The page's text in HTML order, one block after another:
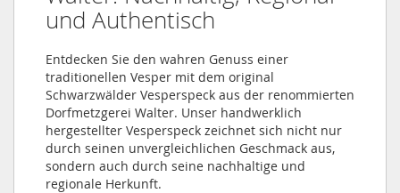
und Authentisch
Entdecken Sie den wahren Genuss einer
traditionellen Vesper mit dem original
Schwarzwälder Vesperspeck aus der renommierten
Dorfmetzgerei Walter. Unser handwerklich
hergestellter Vesperspeck zeichnet sich nicht nur
durch seinen unvergleichlichen Geschmack aus,
sondern auch durch seine nachhaltige und
regionale Herkunft.